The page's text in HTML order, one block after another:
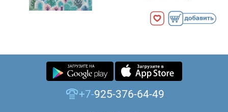
+7-925-376-64-49